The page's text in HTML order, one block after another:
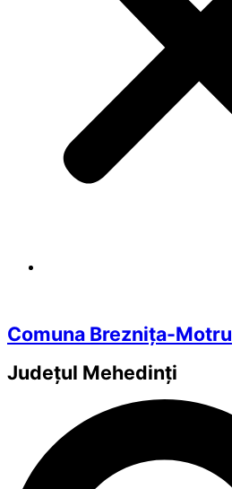
Comuna Breznița-Motru
Județul Mehedinți